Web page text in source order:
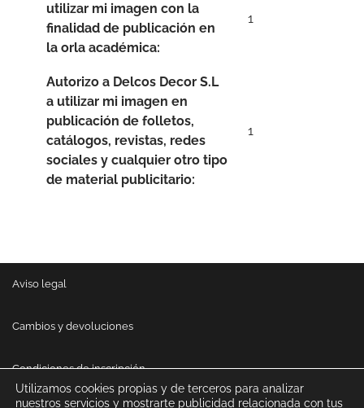
utilizar mi imagen con la
finalidad de publicación en
la orla académica:
1
Autorizo a Delcos Decor S.L
a utilizar mi imagen en
publicación de folletos,
catálogos, revistas, redes
sociales y cualquier otro tipo
de material publicitario:
1
Aviso legal
Cambios y devoluciones
Condiciones de inscripción
Utilizamos cookies propias y de terceros para analizar
nuestros servicios y mostrarte publicidad relacionada con tus